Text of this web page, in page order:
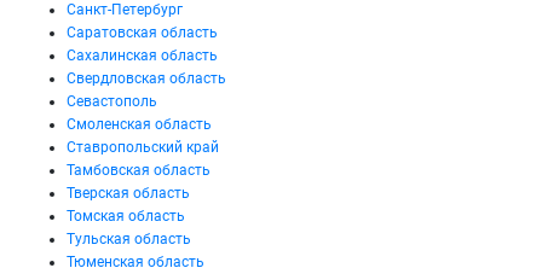
Санкт-Петербург
Саратовская область
Сахалинская область
Свердловская область
Севастополь
Смоленская область
Ставропольский край
Тамбовская область
Тверская область
Томская область
Тульская область
Тюменская область